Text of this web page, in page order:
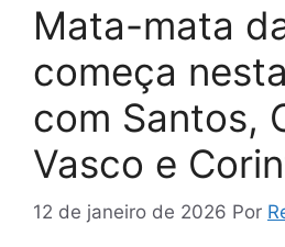
Mata-mata
começa
com Santos,
Vasco e
12 de janeiro de 2026 Por